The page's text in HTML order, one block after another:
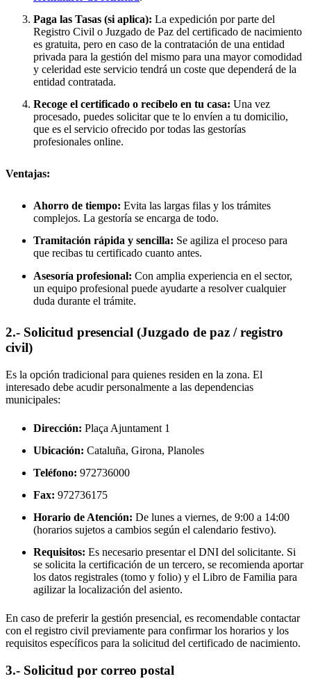
Paga las Tasas (si aplica): La expedición por parte del
Registro Civil o Juzgado de Paz del certificado de nacimiento
es gratuita, pero en caso de la contratación de una entidad
privada para la gestión del mismo para una mayor comodidad
y celeridad este servicio tendrá un coste que dependerá de la
entidad contratada.
Recoge el certificado o recíbelo en tu casa: Una vez
procesado, puedes solicitar que te lo envíen a tu domicilio,
que es el servicio ofrecido por todas las gestorías
profesionales online.
Ventajas:
Ahorro de tiempo: Evita las largas filas y los trámites
complejos. La gestoría se encarga de todo.
Tramitación rápida y sencilla: Se agiliza el proceso para
que recibas tu certificado cuanto antes.
Asesoría profesional: Con amplia experiencia en el sector,
un equipo profesional puede ayudarte a resolver cualquier
duda durante el trámite.
2.- Solicitud presencial (Juzgado de paz / registro
civil)
Es la opción tradicional para quienes residen en la zona. El
interesado debe acudir personalmente a las dependencias
municipales:
Dirección: Plaça Ajuntament 1
Ubicación: Cataluña, Girona, Planoles
Teléfono: 972736000
Fax: 972736175
Horario de Atención: De lunes a viernes, de 9:00 a 14:00
(horarios sujetos a cambios según el calendario festivo).
Requisitos: Es necesario presentar el DNI del solicitante. Si
se solicita la certificación de un tercero, se recomienda aportar
los datos registrales (tomo y folio) y el Libro de Familia para
agilizar la localización del asiento.
En caso de preferir la gestión presencial, es recomendable contactar
con el registro civil previamente para confirmar los horarios y los
requisitos específicos para la solicitud del certificado de nacimiento.
3.- Solicitud por correo postal